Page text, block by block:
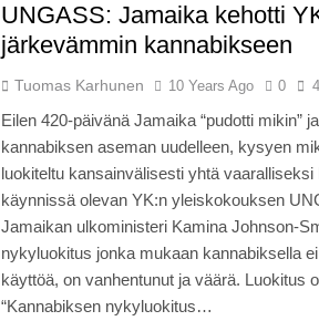
UNGASS: Jamaika kehotti
järkevämmin kannabikseen
Tuomas Karhunen 10 Years Ago 0
Eilen 420-päivänä Jamaika “pudotti mikin”
kannabiksen aseman uudelleen, kysyen
luokiteltu kansainvälisesti yhtä vaaralliseksi
käynnissä olevan YK:n yleiskokouksen
Jamaikan ulkoministeri Kamina Johnson-
nykyluokitus jonka mukaan kannabiksella
käyttöä, on vanhentunut ja väärä. Luokitus
“Kannabiksen nykyluokitus…